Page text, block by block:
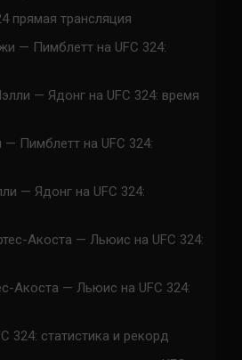
прямая трансляция
— Пимблетт на UFC 324:
— Ядонг на UFC 324: время
Пимблетт на UFC 324:
— Ядонг на UFC 324:
Акоста — Льюис на UFC 324:
Акоста — Льюис на UFC 324:
324: статистика и рекорд